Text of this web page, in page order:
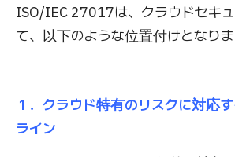
ISO/IEC 27017は、クラウドセキ
て、以下のような位置付けとなりま
１．クラウド特有のリスクに対応
ライン